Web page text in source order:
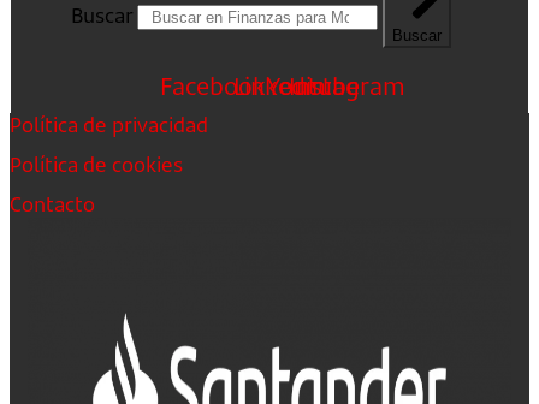
Buscar
Buscar
FacebookLinkedin
Youtube
Instagram
Política de privacidad
Política de cookies
Contacto